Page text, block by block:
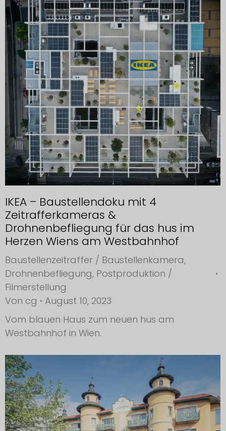
IKEA – Baustellendoku mit 4
Zeitrafferkameras &
Drohnenbefliegung für das hus im
Herzen Wiens am Westbahnhof
Baustellenzeitraffer / Baustellenkamera,
Drohnenbefliegung, Postproduktion /
Filmerstellung
Von cg
August 10, 2023
Vom blauen Haus zum neuen hus am
Westbahnhof in Wien.